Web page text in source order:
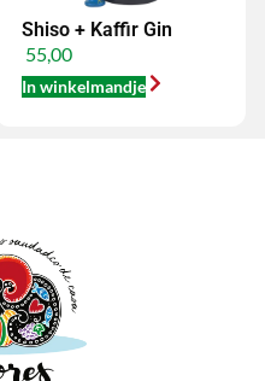
Shiso + Kaffir Gin
55,00
In winkelmandje